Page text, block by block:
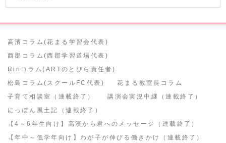
高濱コラム(花まる学習会代表)
西郡コラム(西郡学習道場代表)
Rinコラム(ARTのとびら責任者)
松島コラム(スクールFC代表)
花まる教室長コラム
子育て相談室（連載終了）
講演会実況中継（連載終了）
にっぽん風土記（連載終了）
【4～6年生向け】高濱から君へのメッセージ（連載終了）
【年中～低学年向け】わが子が伸びる働きかけ（連載終了）